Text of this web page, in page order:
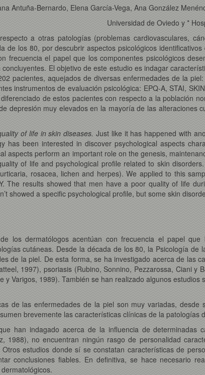
Antuña-Bernardo, Elena García-Vega, Ana González
Universidad de Oviedo y *
a otras patologías (problemas cardiovasculares,
de los 80, por descubrir aspectos psicológicos
frecuencia el papel que los componentes psicológicos
El objetivo de este estudio es indagar
pacientes, aquejados de diversas enfermedades de la
instrumentos de evaluación psicológica: EPQ-A, STAI,
de estos pacientes con respecto a la población
depresión muy elevados en la mayoría de las
of life in skin diseases. Just like it has happened with
has been interested in discover psychological aspects
aspects perform an important role on the genesis,
of life and psychological profile related to skin
rosacea, lichen and herpes). We applied to this
The results showed that men have a poor quality of life
showed a specific psychological profile, but some skin
los dermatólogos acentúan con frecuencia el papel
cutáneas. Desde la década de los 80, la Psicología
de la piel. De esta forma, se ha investigado acerca de las
1997), psoriasis (Rubino, Sonnino, Pezzarossa, Ciani
y Varigos, 1989). También se han realizado algunos
de las enfermedades de la piel son muy variadas,
brevemente las características clínicas de la patologías
han indagado acerca de la influencia de
1988), no encuentran ningún rasgo de personalidad
Otros estudios donde sí se constatan características de
conclusiones fiables. En definitiva, se hace necesario